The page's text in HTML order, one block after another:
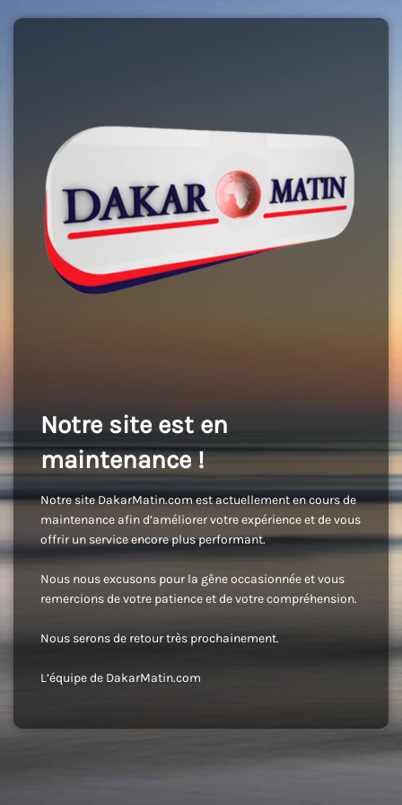
Notre site est en
maintenance !
Notre site DakarMatin.com est actuellement en cours de
maintenance afin d’améliorer votre expérience et de vous
offrir un service encore plus performant.
Nous nous excusons pour la gêne occasionnée et vous
remercions de votre patience et de votre compréhension.
Nous serons de retour très prochainement.
L’équipe de DakarMatin.com